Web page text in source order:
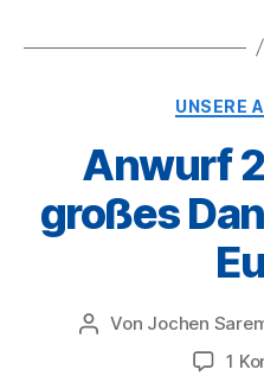
UNSERE
Anwurf
großes
Beitragsautor
Von Jochen
1